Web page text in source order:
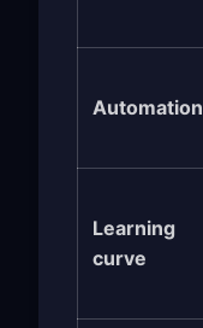
Automation
Learning
curve